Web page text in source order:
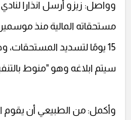
وواصل: زيزو أرسل انذارا
مستحقاته المالية منذ
15 يومًا لتسديد المستحقات،
سيتم ابلاغه وهو "منوط
وأكمل: من الطبيعي أن يقوم